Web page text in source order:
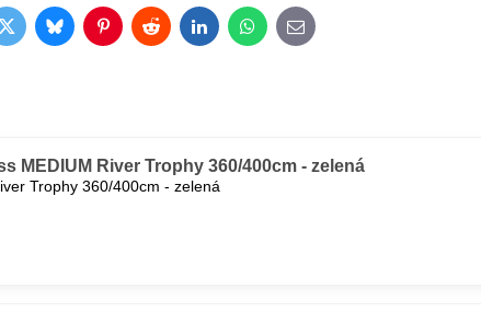
TwitterBlueskyPinterestRedditLinkedInWhatsApp
E-
mail
MEDIUM River Trophy 360/400cm - zelená
Trophy 360/400cm - zelená